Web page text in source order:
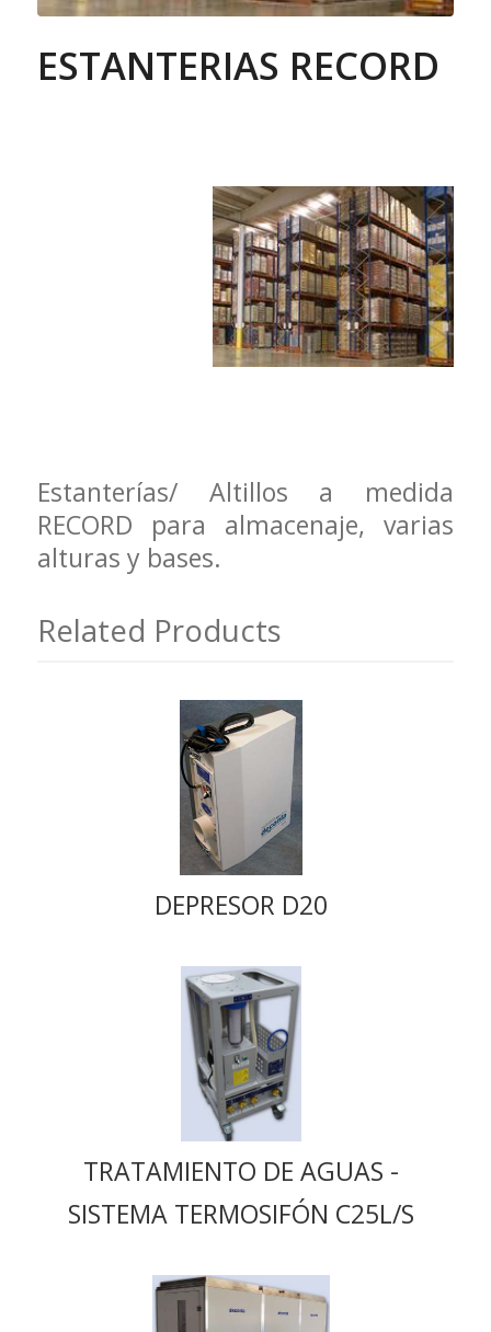
ESTANTERIAS RECORD
Estanterías/ Altillos a medida
RECORD para almacenaje, varias
alturas y bases.
Related Products
DEPRESOR D20
TRATAMIENTO DE AGUAS -
SISTEMA TERMOSIFÓN C25L/S